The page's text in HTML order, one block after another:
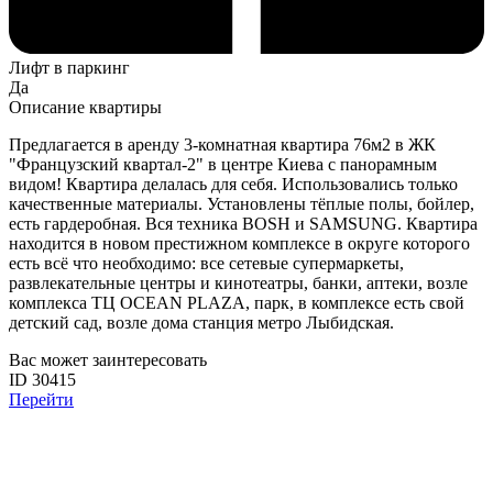
Лифт в паркинг
Да
Описание квартиры
Предлагается в аренду 3-комнатная квартира 76м2 в ЖК
"Французский квартал-2" в центре Киева с панорамным
видом! Квартира делалась для себя. Использовались только
качественные материалы. Установлены тёплые полы, бойлер,
есть гардеробная. Вся техника BOSH и SAMSUNG. Квартира
находится в новом престижном комплексе в округе которого
есть всё что необходимо: все сетевые супермаркеты,
развлекательные центры и кинотеатры, банки, аптеки, возле
комплекса ТЦ OCEAN PLAZA, парк, в комплексе есть свой
детский сад, возле дома станция метро Лыбидская.
Вас может заинтересовать
ID 30415
Перейти